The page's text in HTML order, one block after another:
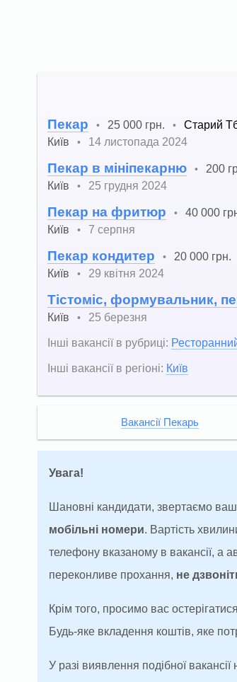
Пекар • 25 000 грн. •
Старий
Київ
• 14 листопада 2024
Пекар в мініпекарню • 200
Київ
• 25 грудня 2024
Пекар на фритюр • 40 000
Київ
• 7 серпня
Пекар кондитер • 20 000 грн.
Київ
• 29 квітня 2024
Тістоміс, формувальник,
Київ
•
25 березня
Інші вакансії в рубриці:
Інші вакансії в регіоні: Київ
Вакансії Пекарь
Увага!
Шановні кандидати, звертаємо
мобільні номери. Вартість
телефону вказаному в вакансії, а
переконливе прохання, не
Крім того, просимо вас
Будь-яке вкладення коштів, яке
У разі виявлення подібної